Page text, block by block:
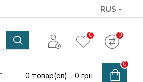
RUS
0 0
0 товар(ов) - 0 грн.
0